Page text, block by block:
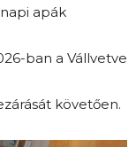
apák
ban a Vállvetve
követően.